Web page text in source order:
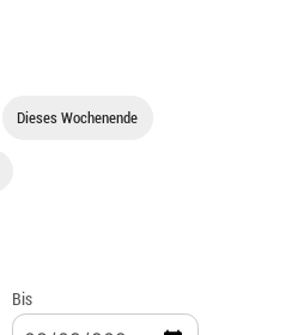
Dieses Wochenende
Bis